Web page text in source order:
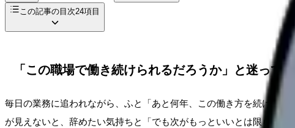
この記事の目次24項目
「この職場で働き続けられるだろうか」と迷ってい
毎日の業務に追われながら、ふと「あと何年、この働き方を続けら
が見えないと、辞めたい気持ちと「でも次がもっといいとは限らない